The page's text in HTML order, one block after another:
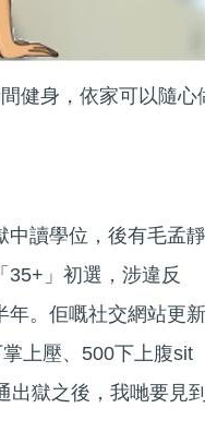
健身，依家可以隨心
中讀學位，後有毛孟靜
35+」初選，涉違反
年。佢嘅社交網站更新
上壓、500下上腹sit
出獄之後，我哋要見